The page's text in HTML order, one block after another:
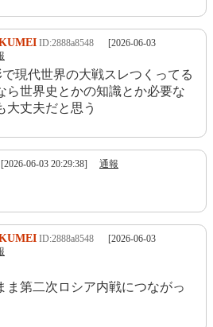
ID:2888a8548
[2026-06-03
現代世界の大戦スレつくってる
ら世界史とかの知識とか必要な
大丈夫だと思う
[2026-06-03 20:29:38] 通報
ID:2888a8548
[2026-06-03
ま第二次ロシア内戦につながっ